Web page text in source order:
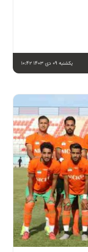
یکشنبه 09 دی 1403 10:42